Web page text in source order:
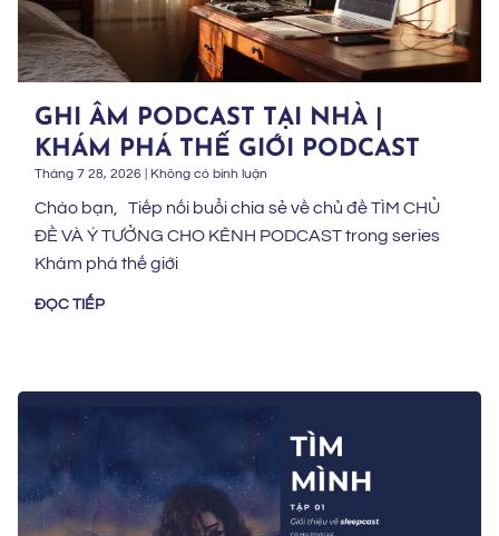
GHI ÂM PODCAST TẠI NHÀ |
KHÁM PHÁ THẾ GIỚI PODCAST
Tháng 7 28, 2026 Không có bình luận
Chào bạn, Tiếp nối buổi chia sẻ về chủ đề TÌM CHỦ
ĐỀ VÀ Ý TƯỞNG CHO KÊNH PODCAST trong series
Khám phá thế giới
ĐỌC TIẾP